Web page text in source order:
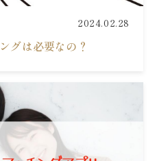
2024.02.28
グは必要なの？